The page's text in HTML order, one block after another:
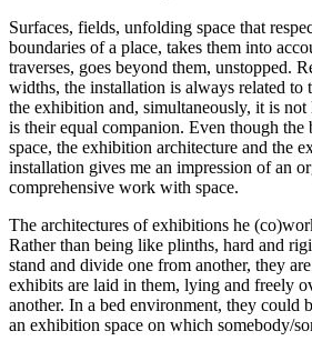
Surfaces, fields, unfolding space that
boundaries of a place, takes them into
traverses, goes beyond them, unstopped.
widths, the installation is always related to
the exhibition and, simultaneously, it is
is their equal companion. Even though the
space, the exhibition architecture and the
installation gives me an impression of an
comprehensive work with space.
The architectures of exhibitions he
Rather than being like plinths, hard and
stand and divide one from another, they
exhibits are laid in them, lying and freely
another. In a bed environment, they could
an exhibition space on which somebody/